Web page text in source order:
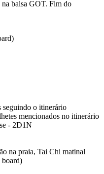
na balsa GOT. Fim do
seguindo o itinerário
mencionados no itinerário
- 2D1N
na praia, Tai Chi matinal